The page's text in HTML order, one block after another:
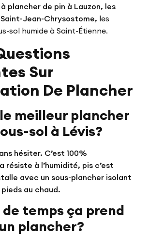
plancher de pin à Lauzon, les
Jean-Chrysostome, les
sol humide à Saint-Étienne.
Sur
De Plancher
meilleur plancher
sol à Lévis?
hésiter. C’est 100%
résiste à l’humidité, pis c’est
avec un sous-plancher isolant
au chaud.
temps ça prend
plancher?